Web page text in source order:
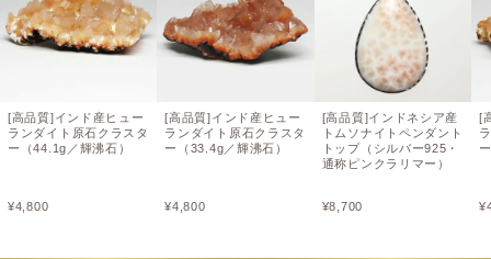
[高品質]インド産ヒュー
ランダイト原石クラスタ
ー（44.1g／輝沸石）
¥4,800
[高品質]インド産ヒュー
ランダイト原石クラスタ
ー（33.4g／輝沸石）
¥4,800
[高品質]インドネシア産
トムソナイトペンダント
トップ（シルバー925・
通称ピンクラリマー）
¥8,700
[
¥